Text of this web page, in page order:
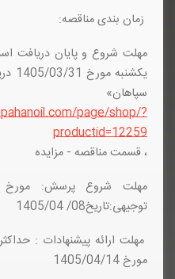
زمان بندی مناقصه:
مهلت شروع و پایان دریافت
page/shop/?
productid=12259
، قسمت مناقصه - مزایده
توجیهی:تاریخ08/ 1405/04
مهلت ارائه پیشنهادات :
مورخ 1405/04/14